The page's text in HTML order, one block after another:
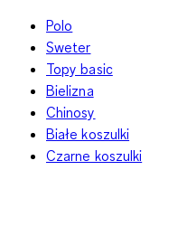
Polo
Sweter
Topy basic
Bielizna
Chinosy
Białe koszulki
Czarne koszulki